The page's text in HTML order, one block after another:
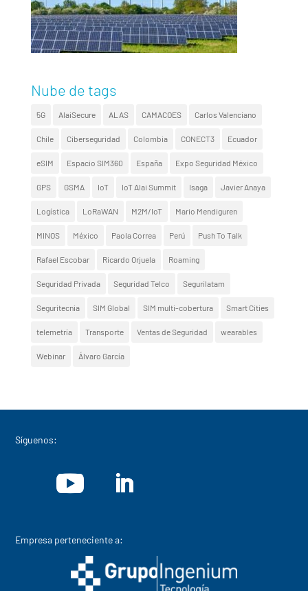
Nube de tags
5G AlaiSecure ALAS CAMACOES Carlos Valenciano
Chile Ciberseguridad Colombia CONECT3 Ecuador
eSIM Espacio SIM360 España Expo Seguridad México
GPS GSMA IoT IoT Alai Summit Isaga Javier Anaya
Logística LoRaWAN M2M/IoT Mario Mendiguren
MINOS México Paola Correa Perú Push To Talk
Rafael Escobar Ricardo Orjuela Roaming
Seguridad Privada Seguridad Telco Segurilatam
Seguritecnia SIM Global SIM multi-cobertura Smart Cities
telemetría Transporte Ventas de Seguridad wearables
Webinar Álvaro García
Síguenos:
Empresa perteneciente a: